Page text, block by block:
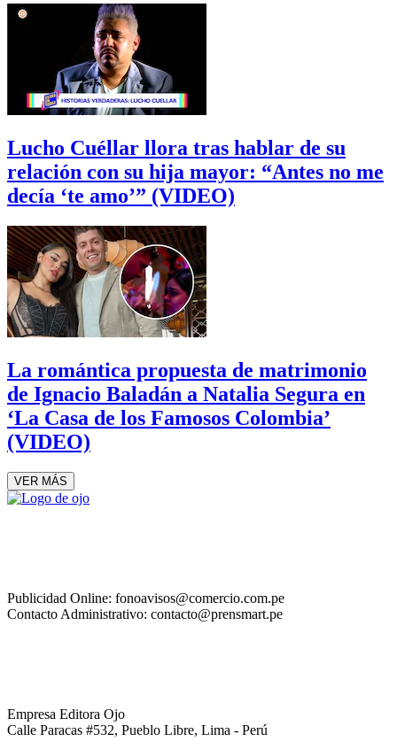
Lucho Cuéllar llora tras hablar de su
relación con su hija mayor: “Antes no me
decía ‘te amo’” (VIDEO)
La romántica propuesta de matrimonio
de Ignacio Baladán a Natalia Segura en
‘La Casa de los Famosos Colombia’
(VIDEO)
VER MÁS
Publicidad Online: fonoavisos@comercio.com.pe
Contacto Administrativo: contacto@prensmart.pe
Empresa Editora Ojo
Calle Paracas #532, Pueblo Libre, Lima - Perú